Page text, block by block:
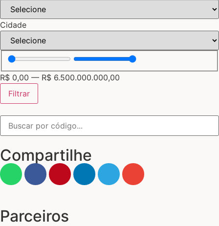
Cidade
R$ 0,00 — R$ 6.500.000.000,00
Filtrar
Compartilhe
Parceiros